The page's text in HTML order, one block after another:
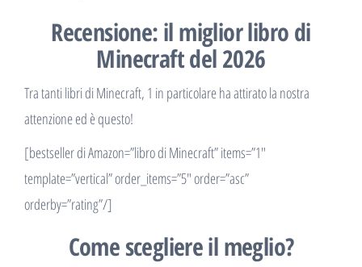
Recensione: il miglior libro di
Minecraft del 2026
Tra tanti libri di Minecraft, 1 in particolare ha attirato la nostra
attenzione ed è questo!
[bestseller di Amazon=”libro di Minecraft” items=”1″
template=”vertical” order_items=”5″ order=”asc”
orderby=”rating”/]
Come scegliere il meglio?